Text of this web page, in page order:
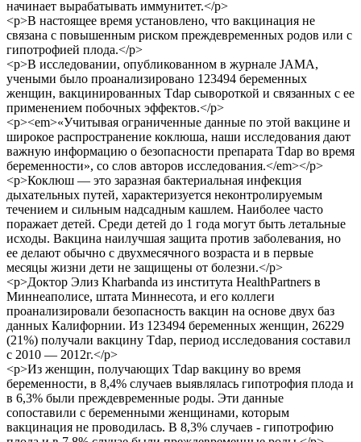
начинает вырабатывать иммунитет.</p>
<p>В настоящее время установлено, что вакцинация не
связана с повышенным риском преждевременных родов или с
гипотрофией плода.</p>
<p>В исследовании, опубликованном в журнале JAMA,
учеными было проанализировано 123494 беременных
женщин, вакцинированных Tdap сывороткой и связанных с ее
применением побочных эффектов.</p>
<p><em>«Учитывая ограниченные данные по этой вакцине и
широкое распространение коклюша, наши исследования дают
важную информацию о безопасности препарата Tdap во время
беременности», со слов авторов исследования.</em></p>
<p>Коклюш — это заразная бактериальная инфекция
дыхательных путей, характеризуется неконтролируемым
течением и сильным надсадным кашлем. Наиболее часто
поражает детей. Среди детей до 1 года могут быть летальные
исходы. Вакцина наилучшая защита против заболевания, но
ее делают обычно с двухмесячного возраста и в первые
месяцы жизни дети не защищены от болезни.</p>
<p>Доктор Элиз Kharbanda из института HealthPartners в
Миннеаполисе, штата Миннесота, и его коллеги
проанализировали безопасность вакцин на основе двух баз
данных Калифорнии. Из 123494 беременных женщин, 26229
(21%) получали вакцину Tdap, период исследования составил
с 2010 — 2012г.</p>
<p>Из женщин, получающих Tdap вакцину во время
беременности, в 8,4% случаев выявлялась гипотрофия плода и
в 6,3% были преждевременные роды. Эти данные
сопоставили с беременными женщинами, которым
вакцинация не проводилась. В 8,3% случаев - гипотрофию